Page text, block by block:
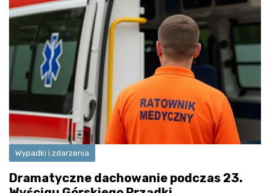
Wypadki i zdarzenia
Dramatyczne dachowanie podczas 23.